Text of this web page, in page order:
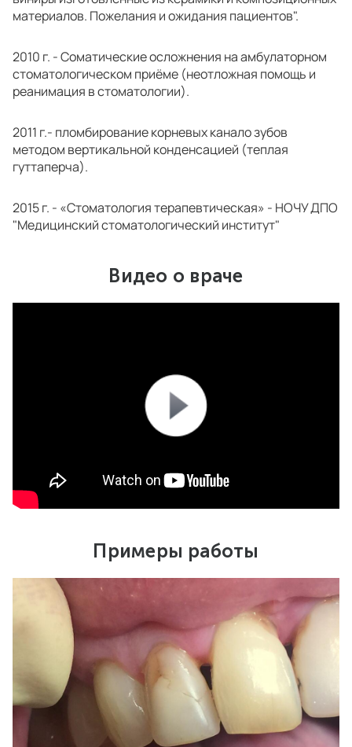
материалов. Пожелания и ожидания пациентов".
2010 г. - Соматические осложнения на амбулаторном
стоматологическом приёме (неотложная помощь и
реанимация в стоматологии).
2011 г.- пломбирование корневых канало зубов
методом вертикальной конденсацией (теплая
гуттаперча).
2015 г. - «Стоматология терапевтическая» - НОЧУ ДПО
"Медицинский стоматологический институт"
Видео о враче
Примеры работы